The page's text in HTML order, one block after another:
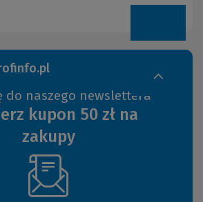
do naszego newslettera
kupon 50 zł na
zakupy
(Nowe
okno)